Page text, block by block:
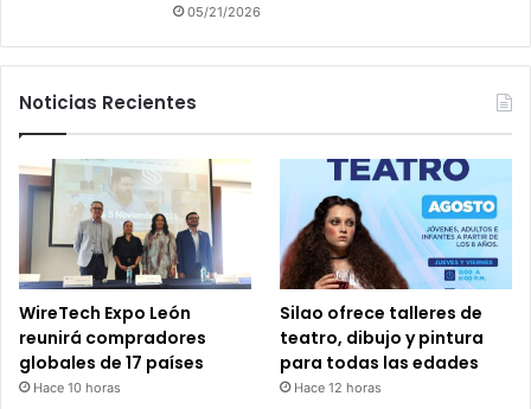
05/21/2026
Noticias Recientes
WireTech Expo León
reunirá compradores
globales de 17 países
Hace 10 horas
Silao ofrece talleres de
teatro, dibujo y pintura
para todas las edades
Hace 12 horas